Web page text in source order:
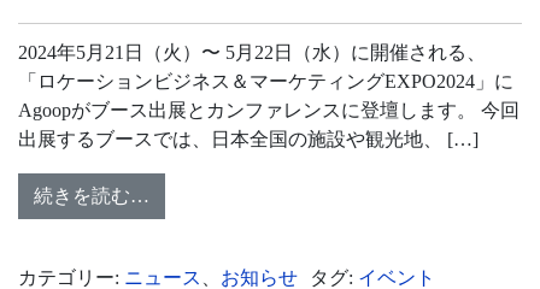
2024年5月21日（火）〜 5月22日（水）に開催される、
「ロケーションビジネス＆マーケティングEXPO2024」に
Agoopがブース出展とカンファレンスに登壇します。 今回
出展するブースでは、日本全国の施設や観光地、 […]
続きを読む…
カテゴリー: ニュース お知らせ タグ: イベント